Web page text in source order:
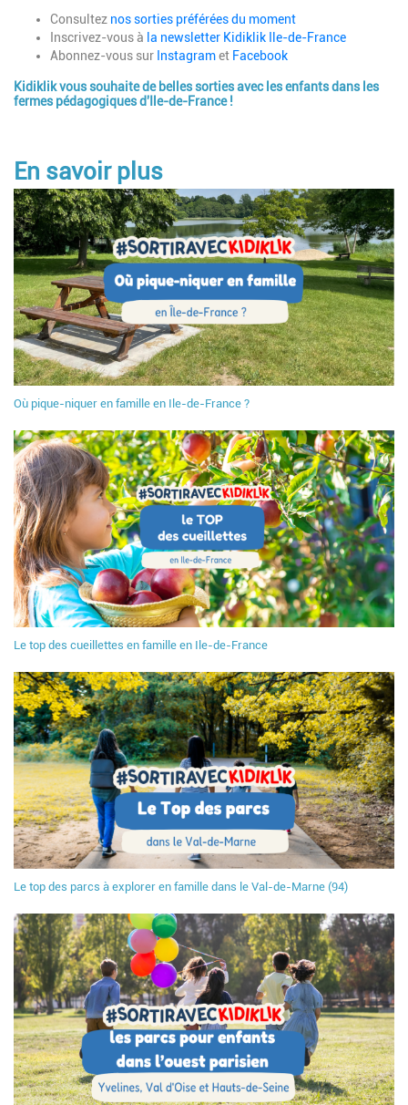
DescriptionConsultez nos sorties préférées du moment
Inscrivez-vous à la newsletter Kidiklik Ile-de-France
Abonnez-vous sur Instagramet Facebook
Kidiklik vous souhaite de belles sorties avec les enfants dans les
fermes pédagogiques d'Ile-de-France !
En savoir plus
Où pique-niquer en famille en Ile-de-France ?
Le top des cueillettes en famille en Ile-de-France
Le top des parcs à explorer en famille dans le Val-de-Marne (94)